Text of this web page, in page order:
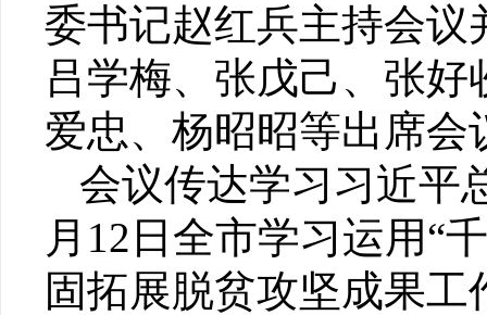
委书记赵红兵主持会
吕学梅、张戊己、张
爱忠、杨昭昭等出席会
会议传达学习习近平
月12日全市学习运用“
固拓展脱贫攻坚成果